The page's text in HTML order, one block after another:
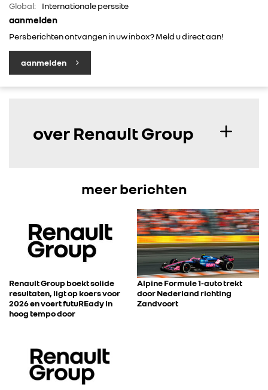
Global:
Internationale perssite
aanmelden
Persberichten ontvangen in uw inbox? Meld u direct aan!
aanmelden
over Renault Group
meer berichten
Renault Group boekt solide
resultaten, ligt op koers voor
2026 en voert futuREady in
hoog tempo door
Alpine Formule 1-auto trekt
door Nederland richting
Zandvoort